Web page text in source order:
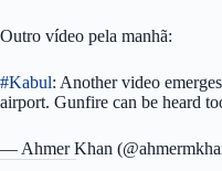
Outro vídeo pela manhã:
#Kabul: Another video
airport. Gunfire can be heard
— Ahmer Khan